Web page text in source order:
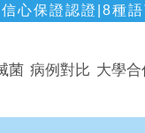
心保證認證|8種
菌 病例對比 大學合